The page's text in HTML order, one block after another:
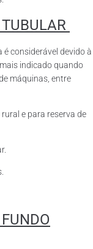
é considerável devido à
indicado quando
máquinas, entre
e para reserva de